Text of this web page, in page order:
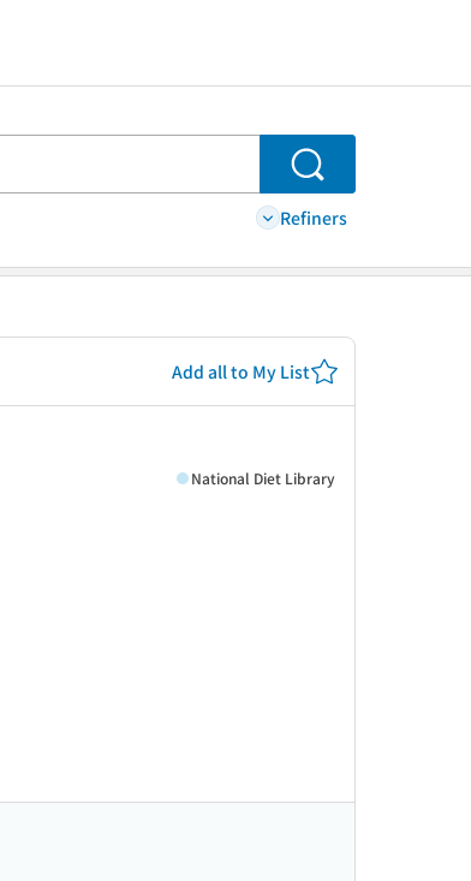
Search
Refiners
Add all to My List
National Diet Library